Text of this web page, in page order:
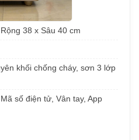
38 x Sâu 40 cm
khối chống cháy, sơn 3 lớp
số điện tử, Vân tay, App